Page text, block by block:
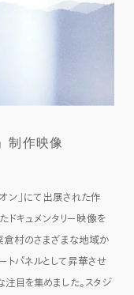
制作映像
ン」にて出展された作
ドキュメンタリー映像を
倉村のさまざまな地域か
トパネルとして昇華させ
目を集めました。スタジ